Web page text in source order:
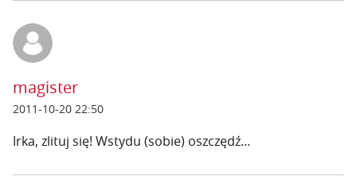
magister
2011-10-20 22:50
Irka, zlituj się! Wstydu (sobie) oszczędź...